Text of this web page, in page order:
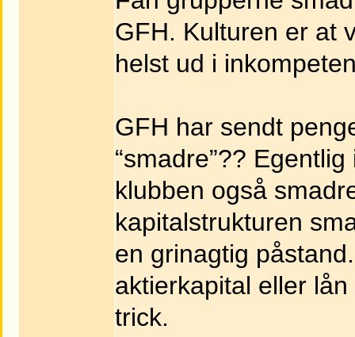
GFH. Kulturen er at
helst ud i
GFH har sendt
“smadre”??
klubben også
kapitalstrukturen
en grinagtig
aktierkapital eller
trick.